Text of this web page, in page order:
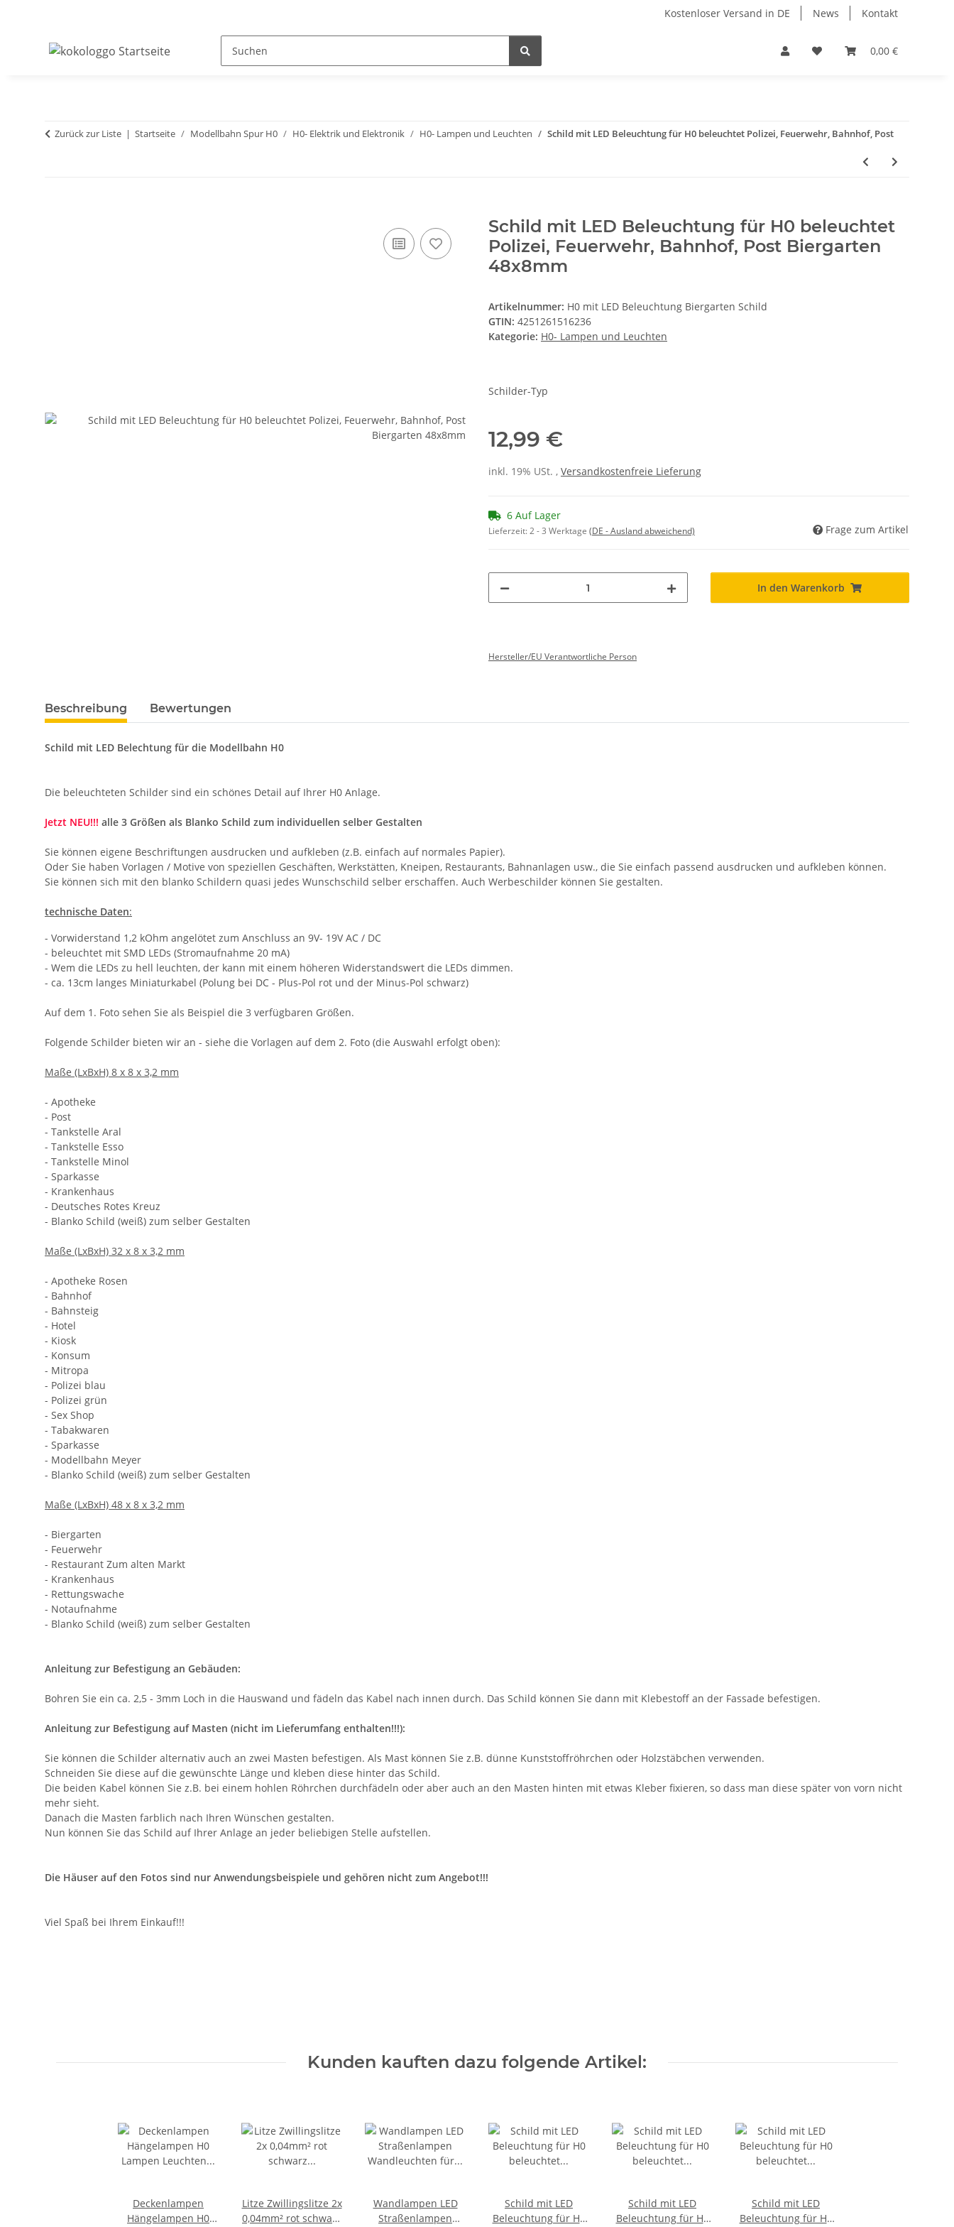
Kostenloser Versand in DE News Kontakt
0,00 €
Zurück zur Liste Startseite Modellbahn Spur H0 H0- Elektrik und Elektronik H0- Lampen und Leuchten Schild mit LED Beleuchtung für H0 beleuchtet Polizei, Feuerwehr, Bahnhof, Post
Schild mit LED Beleuchtung für H0 beleuchtet
Polizei, Feuerwehr, Bahnhof, Post Biergarten
48x8mm
Artikelnummer: H0 mit LED Beleuchtung Biergarten Schild
GTIN: 4251261516236
Kategorie: H0- Lampen und Leuchten
Schilder-Typ
12,99 €
inkl. 19% USt. , Versandkostenfreie Lieferung
6 Auf Lager
Lieferzeit:2 - 3 Werktage (DE - Ausland abweichend) Frage zum Artikel
In den Warenkorb
Hersteller/EU Verantwortliche Person
weitere Registerkarten anzeigen
Beschreibung Bewertungen
Schild mit LED Belechtung für die Modellbahn H0
Die beleuchteten Schilder sind ein schönes Detail auf Ihrer H0 Anlage.
Jetzt NEU!!! alle 3 Größen als Blanko Schild zum individuellen selber Gestalten
Sie können eigene Beschriftungen ausdrucken und aufkleben (z.B. einfach auf normales Papier).
Oder Sie haben Vorlagen / Motive von speziellen Geschäften, Werkstätten, Kneipen, Restaurants, Bahnanlagen usw., die Sie einfach passend ausdrucken und aufkleben können.
Sie können sich mit den blanko Schildern quasi jedes Wunschschild selber erschaffen. Auch Werbeschilder können Sie gestalten.
technische Daten:
- Vorwiderstand 1,2 kOhm angelötet zum Anschluss an 9V- 19V AC / DC
- beleuchtet mit SMD LEDs (Stromaufnahme 20 mA)
- Wem die LEDs zu hell leuchten, der kann mit einem höheren Widerstandswert die LEDs dimmen.
- ca. 13cm langes Miniaturkabel (Polung bei DC - Plus-Pol rot und der Minus-Pol schwarz)
Auf dem 1. Foto sehen Sie als Beispiel die 3 verfügbaren Größen.
Folgende Schilder bieten wir an - siehe die Vorlagen auf dem 2. Foto (die Auswahl erfolgt oben):
Maße (LxBxH) 8 x 8 x 3,2 mm
- Apotheke
- Post
- Tankstelle Aral
- Tankstelle Esso
- Tankstelle Minol
- Sparkasse
- Krankenhaus
- Deutsches Rotes Kreuz
- Blanko Schild (weiß) zum selber Gestalten
Maße (LxBxH) 32 x 8 x 3,2 mm
- Apotheke Rosen
- Bahnhof
- Bahnsteig
- Hotel
- Kiosk
- Konsum
- Mitropa
- Polizei blau
- Polizei grün
- Sex Shop
- Tabakwaren
- Sparkasse
- Modellbahn Meyer
- Blanko Schild (weiß) zum selber Gestalten
Maße (LxBxH) 48 x 8 x 3,2 mm
- Biergarten
- Feuerwehr
- Restaurant Zum alten Markt
- Krankenhaus
- Rettungswache
- Notaufnahme
- Blanko Schild (weiß) zum selber Gestalten
Anleitung zur Befestigung an Gebäuden:
Bohren Sie ein ca. 2,5 - 3mm Loch in die Hauswand und fädeln das Kabel nach innen durch. Das Schild können Sie dann mit Klebestoff an der Fassade befestigen.
Anleitung zur Befestigung auf Masten (nicht im Lieferumfang enthalten!!!):
Sie können die Schilder alternativ auch an zwei Masten befestigen. Als Mast können Sie z.B. dünne Kunststoffröhrchen oder Holzstäbchen verwenden.
Schneiden Sie diese auf die gewünschte Länge und kleben diese hinter das Schild.
Die beiden Kabel können Sie z.B. bei einem hohlen Röhrchen durchfädeln oder aber auch an den Masten hinten mit etwas Kleber fixieren, so dass man diese später von vorn nicht
mehr sieht.
Danach die Masten farblich nach Ihren Wünschen gestalten.
Nun können Sie das Schild auf Ihrer Anlage an jeder beliebigen Stelle aufstellen.
Die Häuser auf den Fotos sind nur Anwendungsbeispiele und gehören nicht zum Angebot!!!
Viel Spaß bei Ihrem Einkauf!!!
Kunden kauften dazu folgende Artikel:
Deckenlampen
Hängelampen H0
Litze Zwillingslitze 2x
0,04mm² rot schwarz
Wandlampen LED
Straßenlampen
Schild mit LED
Beleuchtung für H0
Schild mit LED
Beleuchtung für H0
Schild mit LED
Beleuchtung für H0